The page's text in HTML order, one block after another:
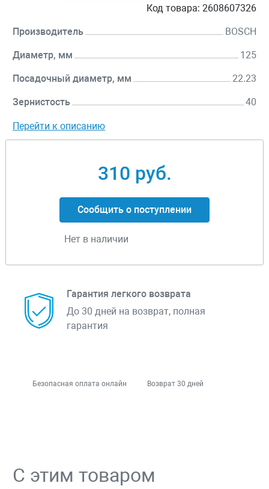
Код товара: 2608607326
Производитель BOSCH
Диаметр, мм 125
Посадочный диаметр, мм 22.23
Зернистость 40
Перейти к описанию
310 руб.
Сообщить о поступлении
Нет в наличии
Гарантия легкого возврата
До 30 дней на возврат, полная
гарантия
Безопасная оплата онлайн Возврат 30 дней
С этим товаром